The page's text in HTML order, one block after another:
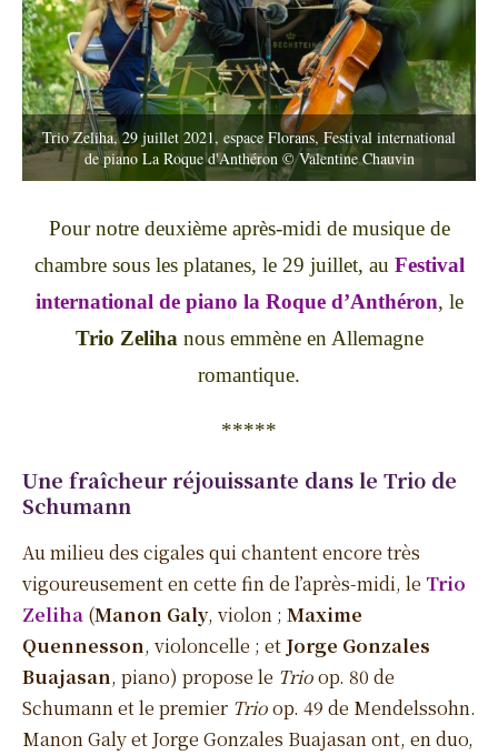
Trio Zeliha, 29 juillet 2021, espace Florans, Festival international
de piano La Roque d'Anthéron © Valentine Chauvin
Pour notre deuxième après-midi de musique de
chambre sous les platanes, le 29 juillet, au Festival
international de piano la Roque d’Anthéron, le
Trio Zeliha nous emmène en Allemagne
romantique.
*****
Une fraîcheur réjouissante dans le Trio de
Schumann
Au milieu des cigales qui chantent encore très
vigoureusement en cette fin de l’après-midi, le Trio
Zeliha (Manon Galy, violon ; Maxime
Quennesson, violoncelle ; et Jorge Gonzales
Buajasan, piano) propose le Trioop. 80 de
Schumann et le premier Trioop. 49 de Mendelssohn.
Manon Galy et Jorge Gonzales Buajasan ont, en duo,